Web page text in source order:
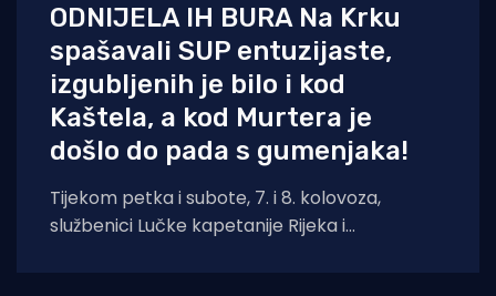
ODNIJELA IH BURA Na Krku
spašavali SUP entuzijaste,
izgubljenih je bilo i kod
Kaštela, a kod Murtera je
došlo do pada s gumenjaka!
Tijekom petka i subote, 7. i 8. kolovoza,
službenici Lučke kapetanije Rijeka i